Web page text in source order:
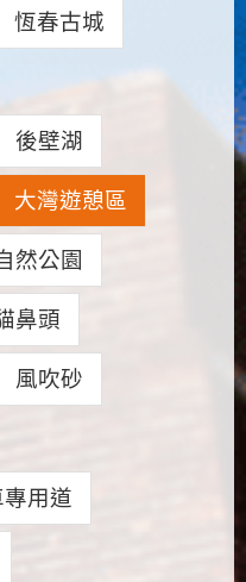
恆春古城
後壁湖
大灣遊憩區
然公園
鼻頭
風吹砂
用道